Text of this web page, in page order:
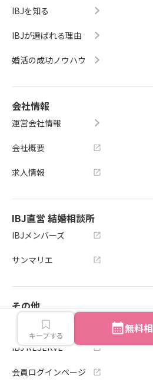
キープする 無料
IBJを知る
IBJが選ばれる理由
婚活の成功ノウハウ
会社情報
運営会社情報
会社概要
求人情報
IBJ直営 結婚相談所
IBJメンバーズ
サンマリエ
その他
サイトマップ
IBJ RESERVE
会員ログインページ